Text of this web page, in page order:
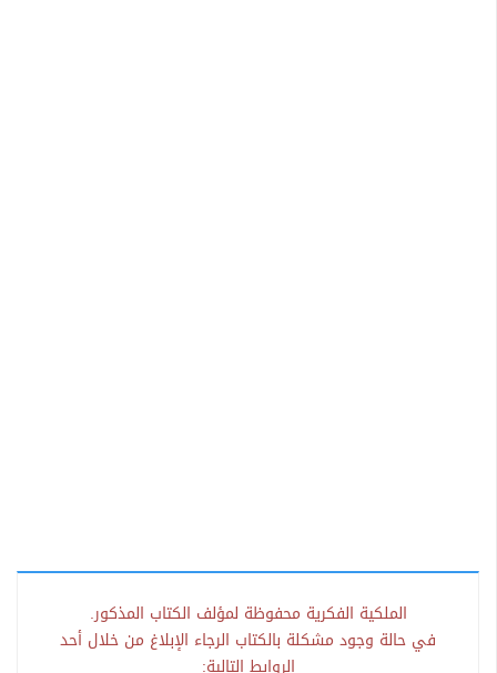
الملكية الفكرية محفوظة لمؤلف الكتاب المذكور.
في حالة وجود مشكلة بالكتاب الرجاء الإبلاغ من خلال أحد